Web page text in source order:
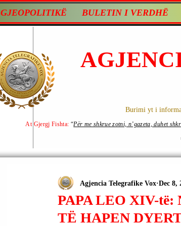
GJEOPOLITIKË BULETIN I VERDHË
Burimi yt i
At Gjergj Fishta: “Për me shkrue zotni, n’gazeta, duhet
PAPA LEO XIV-
TË HAPEN
Agjencia Telegrafike Vox Dec 8,